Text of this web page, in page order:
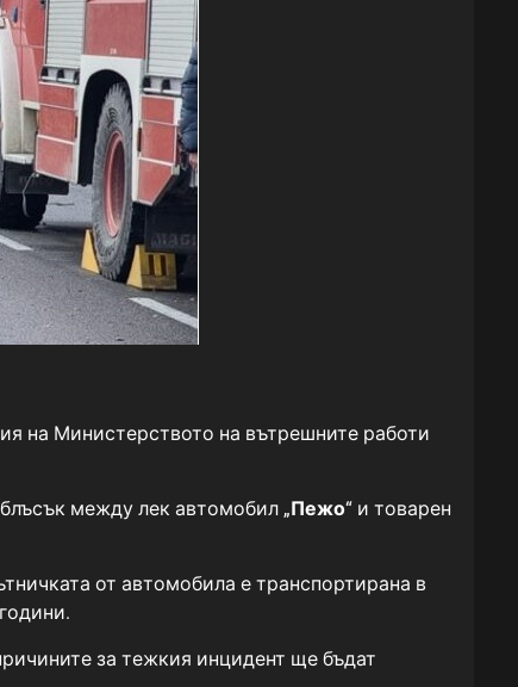
на Министерството на вътрешните работи
между лек автомобил „Пежо“ и товарен
от автомобила е транспортирана в
за тежкия инцидент ще бъдат